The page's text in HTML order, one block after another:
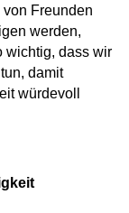
Freunden
werden,
wichtig, dass wir
damit
würdevoll